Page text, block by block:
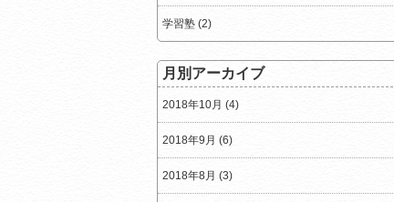
学習塾 (2)
月別アーカイブ
2018年10月 (4)
2018年9月 (6)
2018年8月 (3)